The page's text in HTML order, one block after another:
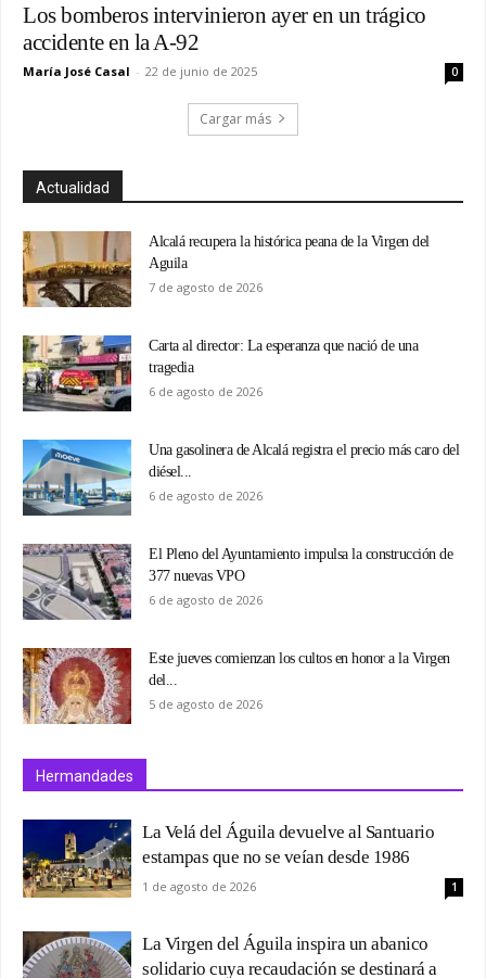
Los bomberos intervinieron ayer en un trágico
accidente en la A-92
María José Casal - 22 de junio de 2025 0
Cargar más
Actualidad
Alcalá recupera la histórica peana de la Virgen del
Aguila
7 de agosto de 2026
Carta al director: La esperanza que nació de una
tragedia
6 de agosto de 2026
Una gasolinera de Alcalá registra el precio más caro del
diésel...
6 de agosto de 2026
El Pleno del Ayuntamiento impulsa la construcción de
377 nuevas VPO
6 de agosto de 2026
Este jueves comienzan los cultos en honor a la Virgen
del...
5 de agosto de 2026
Hermandades
La Velá del Águila devuelve al Santuario
estampas que no se veían desde 1986
1 de agosto de 2026 1
La Virgen del Águila inspira un abanico
solidario cuya recaudación se destinará a